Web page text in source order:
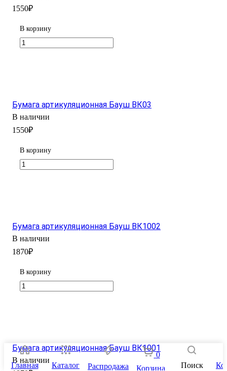
1550₽
В корзину
Бумага артикуляционная Бауш ВК03
В наличии
1550₽
В корзину
Бумага артикуляционная Бауш ВК1002
В наличии
1870₽
В корзину
Бумага артикуляционная Бауш ВК1001
В наличии
Главная Каталог Распродажа
0
Корзина
Поиск